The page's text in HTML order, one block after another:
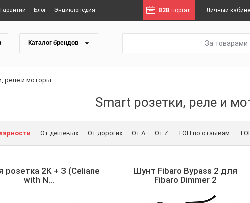
Гарантии Блог Энциклопедия B2B портал Личный
Каталог брендов За товарами
реле и моторы
Smart розетки, реле и
От дешевых От дорогих От A От Z ТОП по отзывам
розетка 2К + З (Celiane
with N...
Шунт Fibaro Bypass 2 для
Fibaro Dimmer 2